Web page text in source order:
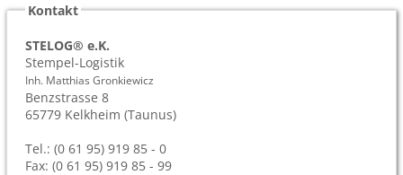
Kontakt
STELOG® e.K.
Stempel-Logistik
Inh. Matthias Gronkiewicz
Benzstrasse 8
65779 Kelkheim (Taunus)
Tel.: (0 61 95) 919 85 - 0
Fax: (0 61 95) 919 85 - 99